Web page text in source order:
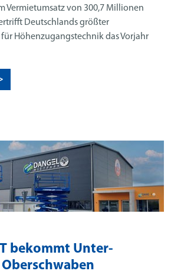
bekommt Unter-
Vermietumsatz von 300,7 Millionen
Deutschlands größter
Höhenzugangstechnik das Vorjahr